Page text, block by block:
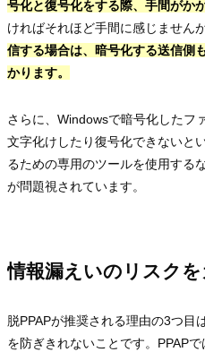
号化と復号化をする際、手間がか
ければそれほど手間に感じませんが
信する場合は、暗号化する送信側
かります。
さらに、Windowsで暗号化したフ
文字化けしたり復号化できないと
るための専用のツールを使用する
が問題視されています。
情報漏えいのリスク
脱PPAPが推奨される理由の3つ目
を防ぎきれないことです。PPAP